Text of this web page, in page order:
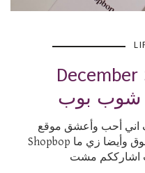
December
شوب بوب
اني أحب وأعشق موقع
Shopbop يعتبر من مواقعي المفضلة للتسوق وأيضا زي ما